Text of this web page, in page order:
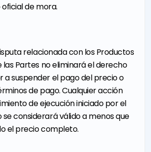
de mora.
relacionada con los Productos
Partes no eliminará el derecho
a suspender el pago del precio o
de pago. Cualquier acción
de ejecución iniciado por el
considerará válido a menos que
el precio completo.